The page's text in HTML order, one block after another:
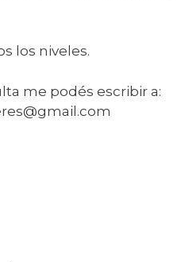
los niveles.
me podés escribir a: